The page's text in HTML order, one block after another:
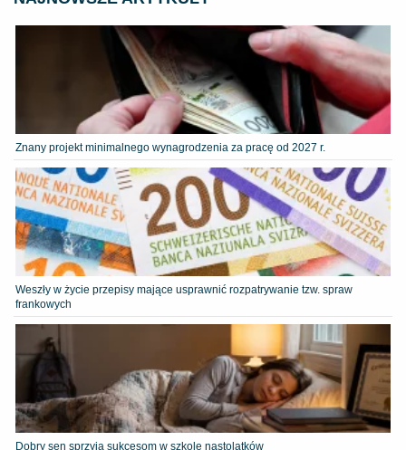
Znany projekt minimalnego wynagrodzenia za pracę od 2027 r.
Weszły w życie przepisy mające usprawnić rozpatrywanie tzw. spraw
frankowych
Dobry sen sprzyja sukcesom w szkole nastolatków